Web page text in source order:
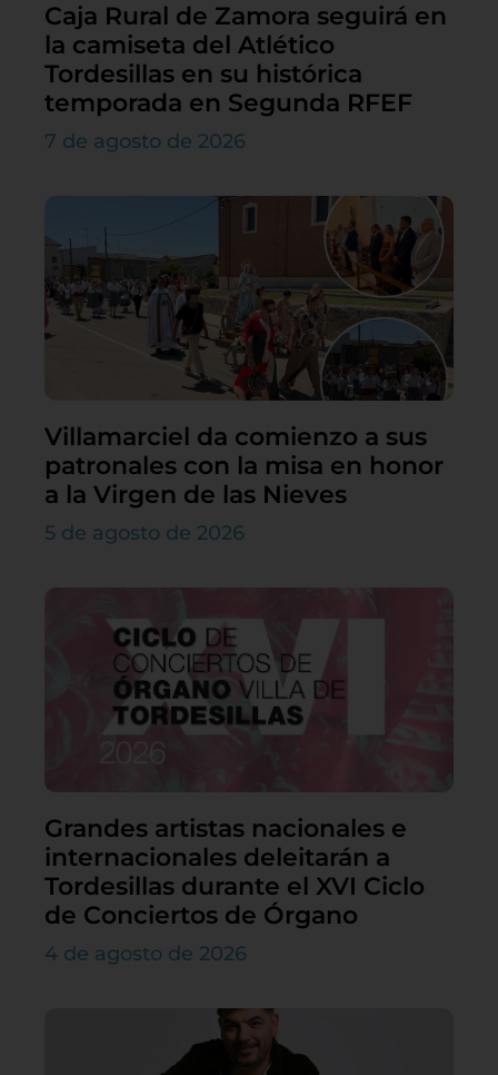
Caja Rural de Zamora seguirá en
la camiseta del Atlético
Tordesillas en su histórica
temporada en Segunda RFEF
7 de agosto de 2026
Villamarciel da comienzo a sus
patronales con la misa en honor
a la Virgen de las Nieves
5 de agosto de 2026
Grandes artistas nacionales e
internacionales deleitarán a
Tordesillas durante el XVI Ciclo
de Conciertos de Órgano
4 de agosto de 2026